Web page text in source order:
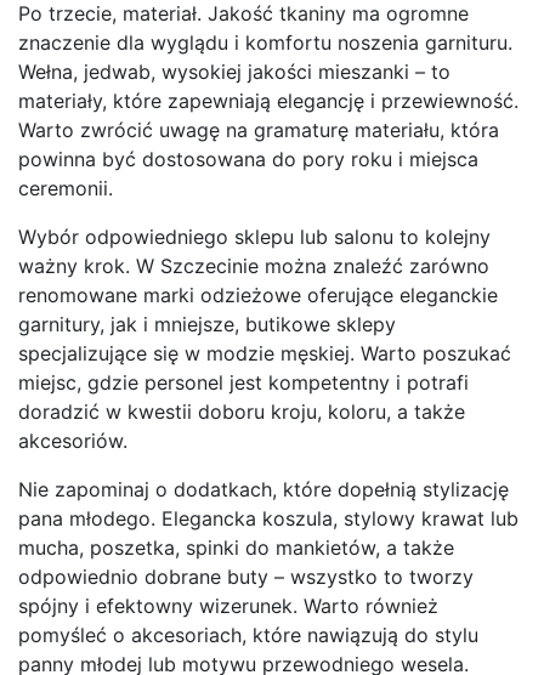
Po trzecie, materiał. Jakość tkaniny ma ogromne
znaczenie dla wyglądu i komfortu noszenia garnituru.
Wełna, jedwab, wysokiej jakości mieszanki – to
materiały, które zapewniają elegancję i przewiewność.
Warto zwrócić uwagę na gramaturę materiału, która
powinna być dostosowana do pory roku i miejsca
ceremonii.
Wybór odpowiedniego sklepu lub salonu to kolejny
ważny krok. W Szczecinie można znaleźć zarówno
renomowane marki odzieżowe oferujące eleganckie
garnitury, jak i mniejsze, butikowe sklepy
specjalizujące się w modzie męskiej. Warto poszukać
miejsc, gdzie personel jest kompetentny i potrafi
doradzić w kwestii doboru kroju, koloru, a także
akcesoriów.
Nie zapominaj o dodatkach, które dopełnią stylizację
pana młodego. Elegancka koszula, stylowy krawat lub
mucha, poszetka, spinki do mankietów, a także
odpowiednio dobrane buty – wszystko to tworzy
spójny i efektowny wizerunek. Warto również
pomyśleć o akcesoriach, które nawiązują do stylu
panny młodej lub motywu przewodniego wesela.